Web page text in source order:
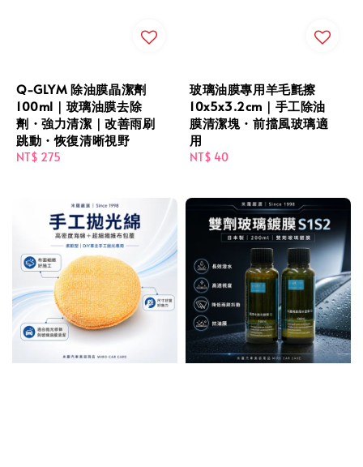
Q-GLYM 除油膜晶潔劑
100ml｜玻璃油膜去除
劑・強力清潔｜改善雨刷
跳動・恢復清晰視野
Regular
NT$ 275
玻璃油膜專用羊毛氈擦
10x5x3.2cm｜手工除油
膜清潔塊・前擋風玻璃適
用
Regular
NT$ 40